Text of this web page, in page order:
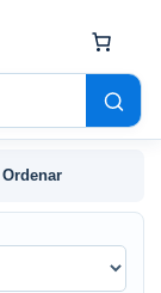
Ordenar